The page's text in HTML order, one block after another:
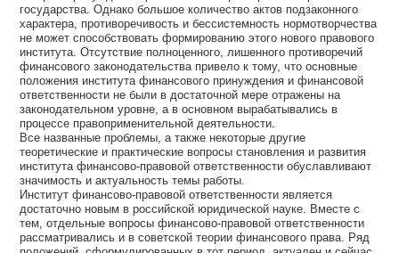
государства. Однако большое количество актов подзаконного
характера, противоречивость и бессистемность нормотворчества
не может способствовать формированию этого нового правового
института. Отсутствие полноценного, лишенного противоречий
финансового законодательства привело к тому, что основные
положения института финансового принуждения и финансовой
ответственности не были в достаточной мере отражены на
законодательном уровне, а в основном вырабатывались в
процессе правоприменительной деятельности.
Все названные проблемы, а также некоторые другие
теоретические и практические вопросы становления и развития
института финансово-правовой ответственности обуславливают
значимость и актуальность темы работы.
Институт финансово-правовой ответственности является
достаточно новым в российской юридической науке. Вместе с
тем, отдельные вопросы финансово-правовой ответственности
рассматривались и в советской теории финансового права. Ряд